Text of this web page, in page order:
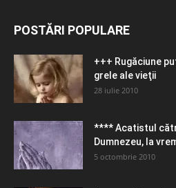
POSTĂRI POPULARE
+++ Rugăciune
grele ale vieţii
28 iulie 2010
**** Acatistul
Dumnezeu, la
5 octombrie 2010